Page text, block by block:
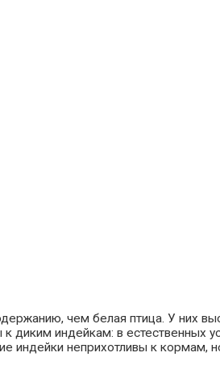
чем белая птица. У них
диким индейкам: в естественных
индейки неприхотливы к кормам,